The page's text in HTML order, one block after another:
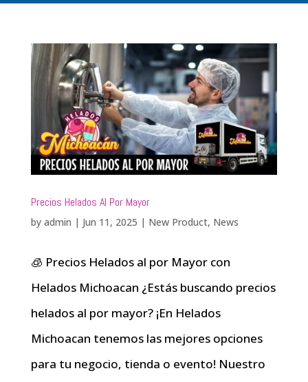
Precios Helados Al Por Mayor
by admin | Jun 11, 2025 | New Product, News
🧊 Precios Helados al por Mayor con
Helados Michoacan ¿Estás buscando precios
helados al por mayor? ¡En Helados
Michoacan tenemos las mejores opciones
para tu negocio, tienda o evento! Nuestro